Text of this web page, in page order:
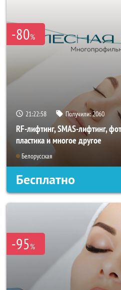
-80%
21:22:56 Получили:2060
RF-лифтинг, SMAS-лифтинг,
пластика и многое другое
Белорусская
Бесплатно
-95%